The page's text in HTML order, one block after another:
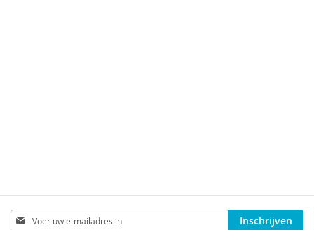
Abonneer
Inschrijven